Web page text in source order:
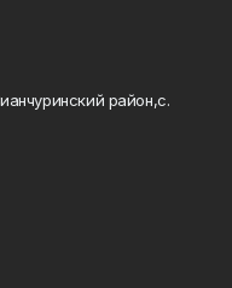
район,с.